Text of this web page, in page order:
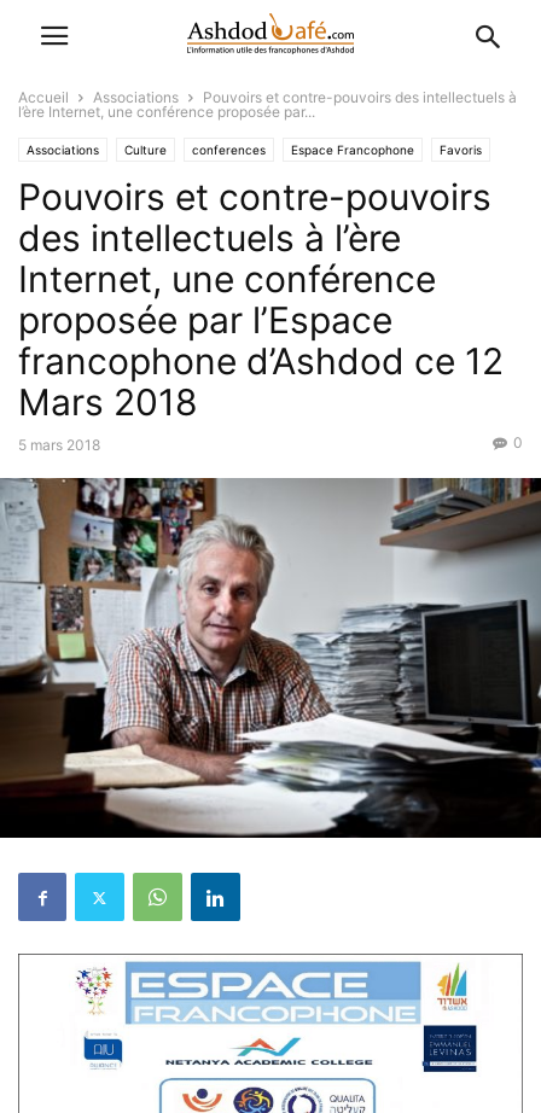
Accueil Associations
Pouvoirs et contre-pouvoirs des intellectuels à
l’ère Internet, une conférence proposée par...
Associations Culture conferences Espace Francophone Favoris
L'Actu
Pouvoirs et contre-pouvoirs
des intellectuels à l’ère
Internet, une conférence
proposée par l’Espace
francophone d’Ashdod ce 12
Mars 2018
5 mars 2018 0